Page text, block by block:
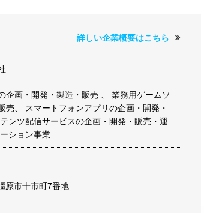
詳しい企業概要はこちら
企画・開発・製造・販売 、 業務用ゲームソ
売、 スマートフォンアプリの企画・開発・
ンツ配信サービスの企画・開発・販売・運
ション事業
原市十市町7番地